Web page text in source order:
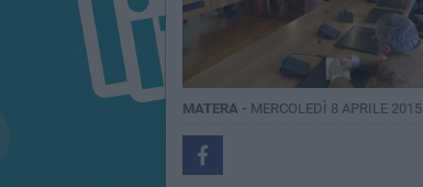
MATERA - MERCOLEDÌ 8 APRILE 2015